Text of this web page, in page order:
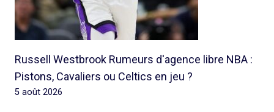
Russell Westbrook Rumeurs d'agence libre NBA :
Pistons, Cavaliers ou Celtics en jeu ?
5 août 2026